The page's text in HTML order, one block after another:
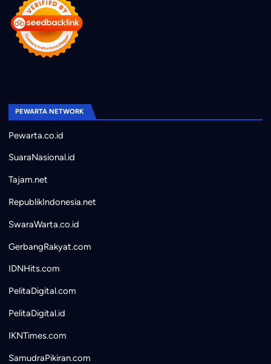
PEWARTA NETWORK
Pewarta.co.id
SuaraNasional.id
Tajam.net
RepublikIndonesia.net
SwaraWarta.co.id
GerbangRakyat.com
IDNHits.com
PelitaDigital.com
PelitaDigital.id
IKNTimes.com
SamudraPikiran.com